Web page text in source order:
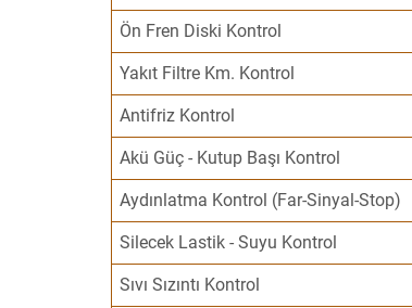
Ön Fren Diski Kontrol
Yakıt Filtre Km. Kontrol
Antifriz Kontrol
Akü Güç - Kutup Başı Kontrol
Aydınlatma Kontrol (Far-Sinyal-Stop)
Silecek Lastik - Suyu Kontrol
Sıvı Sızıntı Kontrol